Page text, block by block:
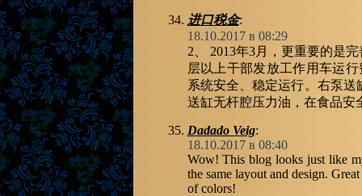
进口税金:
18.10.2017 в 08:29
2、 2013年3月，更重要的是
层以上干部发放工作用车运
系统安全、稳定运行。右泵
送缸无杆腔压力油，在食品安
Dadado Veig:
18.10.2017 в 08:40
Wow! This blog looks just like
the same layout and design.
of colors!